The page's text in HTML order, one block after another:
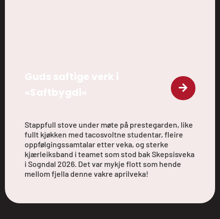
Stappfull stove under møte på prestegarden, like
fullt kjøkken med tacosvoltne studentar, fleire
oppfølgingssamtalar etter veka, og sterke
kjærleiksband i teamet som stod bak Skepsisveka
i Sogndal 2026. Det var mykje flott som hende
mellom fjella denne vakre aprilveka!